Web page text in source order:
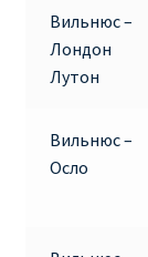
ДЕШЕВЫЕ
ИНФОРМАЦИЯ
ВЫБОР И
Вильнюс –
Лондон
Лутон
Вильнюс –
Осло